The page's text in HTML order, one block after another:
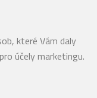
které Vám daly
účely marketingu.